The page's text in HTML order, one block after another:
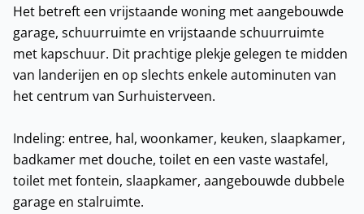
Het betreft een vrijstaande woning met aangebouwde
garage, schuurruimte en vrijstaande schuurruimte
met kapschuur. Dit prachtige plekje gelegen te midden
van landerijen en op slechts enkele autominuten van
het centrum van Surhuisterveen.
Indeling: entree, hal, woonkamer, keuken, slaapkamer,
badkamer met douche, toilet en een vaste wastafel,
toilet met fontein, slaapkamer, aangebouwde dubbele
garage en stalruimte.